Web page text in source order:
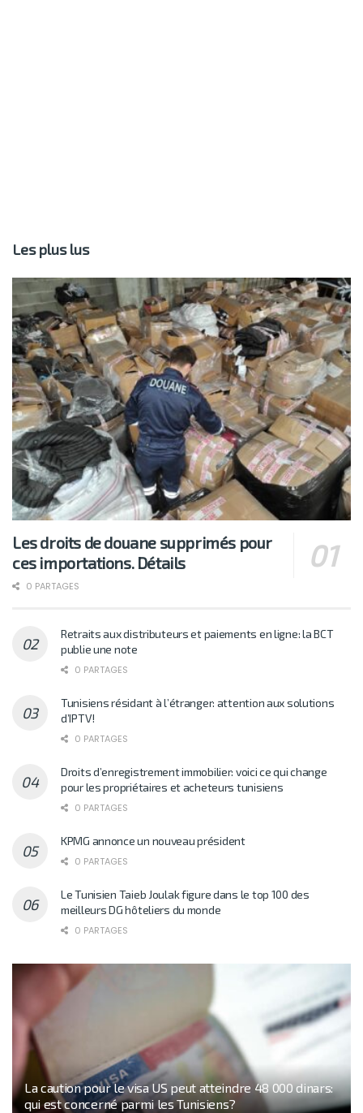
Les plus lus
Les droits de douane supprimés pour
ces importations. Détails
0 PARTAGES
Retraits aux distributeurs et paiements en ligne: la BCT
publie une note
0 PARTAGES
Tunisiens résidant à l’étranger: attention aux solutions
d’IPTV!
0 PARTAGES
Droits d’enregistrement immobilier: voici ce qui change
pour les propriétaires et acheteurs tunisiens
0 PARTAGES
KPMG annonce un nouveau président
0 PARTAGES
Le Tunisien Taieb Joulak figure dans le top 100 des
meilleurs DG hôteliers du monde
0 PARTAGES
La caution pour le visa US peut atteindre 48 000 dinars:
qui est concerné parmi les Tunisiens?